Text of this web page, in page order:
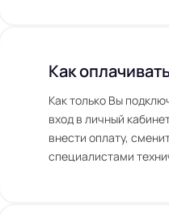
Как
Как только Вы
вход в личный
внести оплату,
специалистами